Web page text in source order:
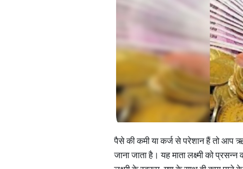
पैसे की कमी या कर्ज से परेशान हैं तो आप
जाना जाता है। यह माता लक्ष्मी को